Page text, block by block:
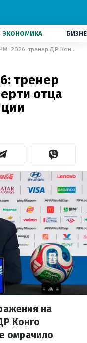
ЭКОНОМИКА
Трагедия на ЧМ-2026: тренер ДР Конго узнал о смерти отца на пресс-конференции
тренер
отца
на
Конго
омрачило